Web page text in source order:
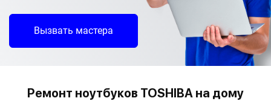
Вызвать мастера
Ремонт ноутбуков TOSHIBA на дому